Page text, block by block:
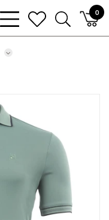
0
bars
light
heart
search
light